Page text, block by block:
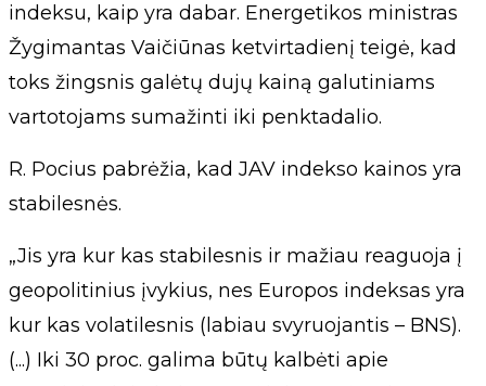
indeksu, kaip yra dabar. Energetikos ministras
Žygimantas Vaičiūnas ketvirtadienį teigė, kad
toks žingsnis galėtų dujų kainą galutiniams
vartotojams sumažinti iki penktadalio.
R. Pocius pabrėžia, kad JAV indekso kainos yra
stabilesnės.
„Jis yra kur kas stabilesnis ir mažiau reaguoja į
geopolitinius įvykius, nes Europos indeksas yra
kur kas volatilesnis (labiau svyruojantis – BNS).
(...) Iki 30 proc. galima būtų kalbėti apie